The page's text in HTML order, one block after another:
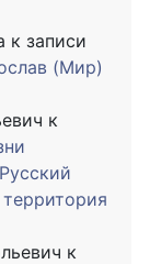
к записи
(Мир)
к
Русский
к